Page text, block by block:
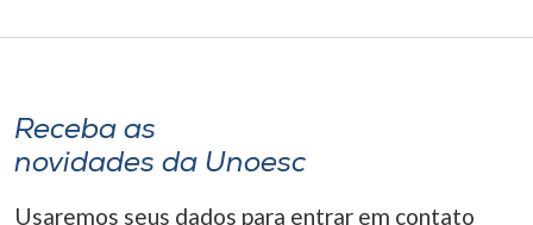
Receba as
novidades da Unoesc
Usaremos seus dados para entrar em contato